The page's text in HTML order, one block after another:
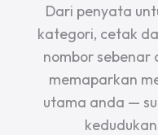
Dari penyata
kategori, cetak
nombor sebenar
memaparkan
utama anda —